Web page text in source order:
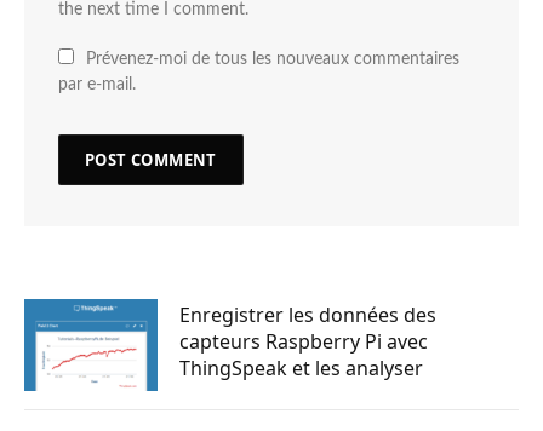
the next time I comment.
Prévenez-moi de tous les nouveaux commentaires
par e-mail.
Enregistrer les données des
capteurs Raspberry Pi avec
ThingSpeak et les analyser